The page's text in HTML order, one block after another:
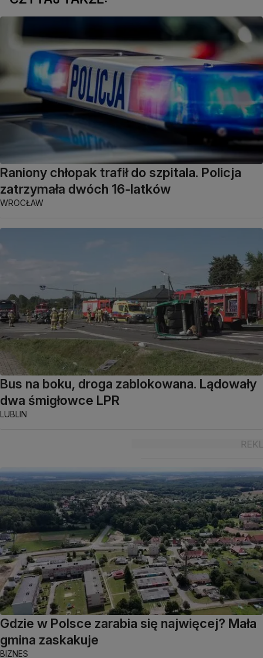
Raniony chłopak trafił do szpitala. Policja
zatrzymała dwóch 16-latków
WROCŁAW
Bus na boku, droga zablokowana. Lądowały
dwa śmigłowce LPR
LUBLIN
Gdzie w Polsce zarabia się najwięcej? Mała
gmina zaskakuje
BIZNES